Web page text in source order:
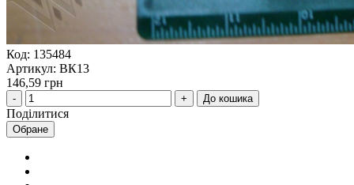
Код: 135484
Артикул: ВК13
146,59 грн
До кошика
Поділитися
Обране